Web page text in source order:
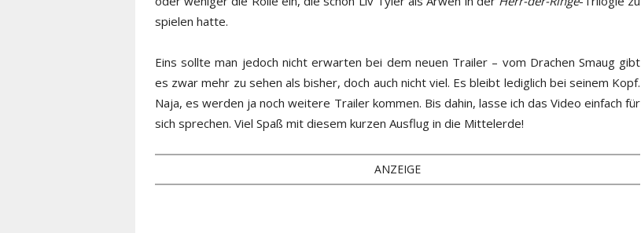
spielen hatte.
Eins sollte man jedoch nicht erwarten bei dem neuen Trailer – vom Drachen Smaug gibt
es zwar mehr zu sehen als bisher, doch auch nicht viel. Es bleibt lediglich bei seinem Kopf.
Naja, es werden ja noch weitere Trailer kommen. Bis dahin, lasse ich das Video einfach für
sich sprechen. Viel Spaß mit diesem kurzen Ausflug in die Mittelerde!
ANZEIGE